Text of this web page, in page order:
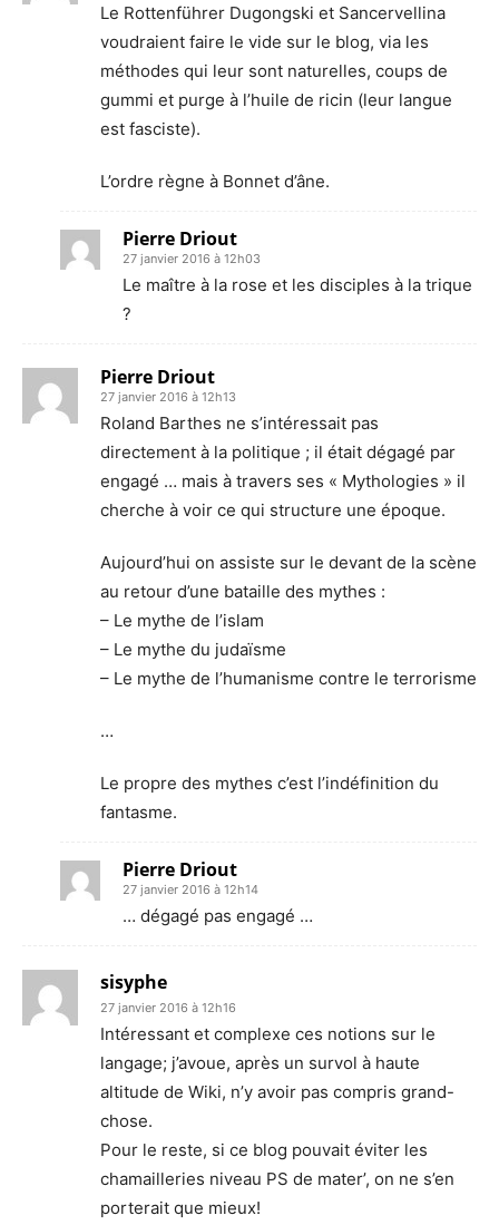
Le Rottenführer Dugongski et Sancervellina
voudraient faire le vide sur le blog, via les
méthodes qui leur sont naturelles, coups de
gummi et purge à l’huile de ricin (leur langue
est fasciste).
L’ordre règne à Bonnet d’âne.
Pierre Driout
27 janvier 2016 à 12h03
Le maître à la rose et les disciples à la trique
?
Pierre Driout
27 janvier 2016 à 12h13
Roland Barthes ne s’intéressait pas
directement à la politique ; il était dégagé par
engagé … mais à travers ses « Mythologies » il
cherche à voir ce qui structure une époque.
Aujourd’hui on assiste sur le devant de la scène
au retour d’une bataille des mythes :
– Le mythe de l’islam
– Le mythe du judaïsme
– Le mythe de l’humanisme contre le terrorisme
…
Le propre des mythes c’est l’indéfinition du
fantasme.
Pierre Driout
27 janvier 2016 à 12h14
… dégagé pas engagé …
sisyphe
27 janvier 2016 à 12h16
Intéressant et complexe ces notions sur le
langage; j’avoue, après un survol à haute
altitude de Wiki, n’y avoir pas compris grand-
chose.
Pour le reste, si ce blog pouvait éviter les
chamailleries niveau PS de mater’, on ne s’en
porterait que mieux!